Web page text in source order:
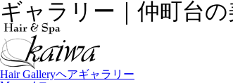
ギャラリー｜仲町台の
Hair Galleryヘアギャラリー